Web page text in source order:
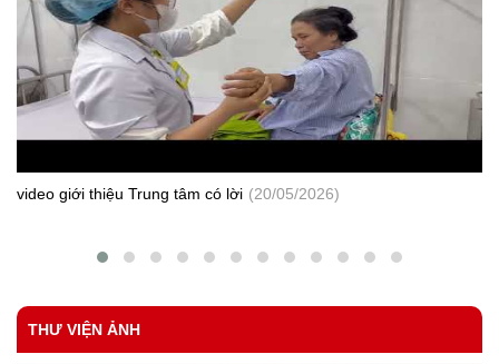
152/TTYT-BS
Tăng cường công tác phòng, chống bệnh thủy đậu
183/TTYTBS-KD
Tăng cường thực hiện tốt các quy định về quản lý sử dụng thuốc
gây nghiện, thuốc hướng tâm thần và tiền chất dùng làm thuốc
theo quy định tại Thông tư số 20/2017/TT-BYT ngày 10/05/2017
của Bộ Y tế
Số 338/SYT-NVY
CV 76-KSBT
Tham mưu ban hành quyết định số lượng, thành phần và mức chi
video giới thiệu Trung tâm có lời (20/05/2026)
THƯ VIỆN ẢNH